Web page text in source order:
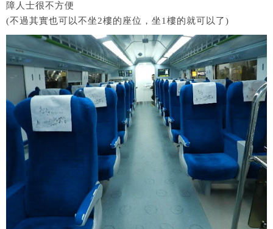
障人士很不方便
(不過其實也可以不坐2樓的座位，坐1樓的就可以了)